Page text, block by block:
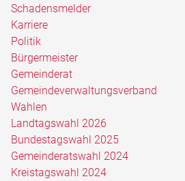
Schadensmelder
Karriere
Politik
Bürgermeister
Gemeinderat
Gemeindeverwaltungsverband
Wahlen
Landtagswahl 2026
Bundestagswahl 2025
Gemeinderatswahl 2024
Kreistagswahl 2024